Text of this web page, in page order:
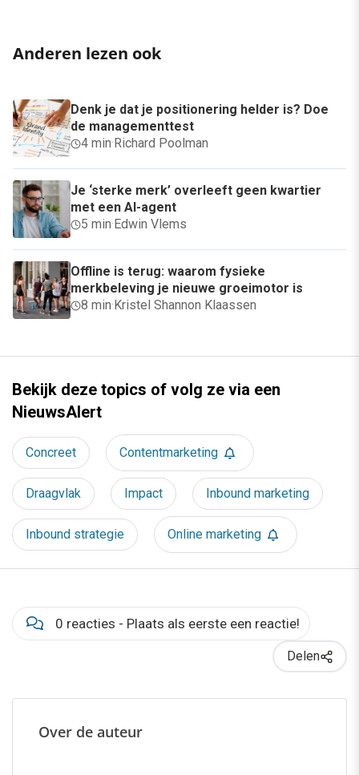
Anderen lezen ook
Denk je dat je positionering helder is? Doe
de managementtest
4 min·Richard Poolman
Je ‘sterke merk’ overleeft geen kwartier
met een AI-agent
5 min·Edwin Vlems
Offline is terug: waarom fysieke
merkbeleving je nieuwe groeimotor is
8 min·Kristel Shannon Klaassen
Bekijk deze topics of volg ze via een
NieuwsAlert
Concreet Contentmarketing
Draagvlak Impact Inbound marketing
Inbound strategie Online marketing
0 reacties - Plaats als eerste een reactie!
Delen
Over de auteur